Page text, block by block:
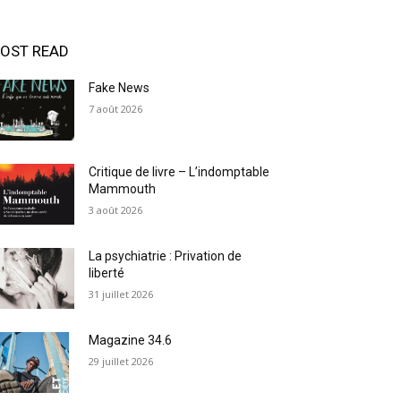
READ
Fake News
7 août 2026
Critique de livre – L’indomptable
Mammouth
3 août 2026
La psychiatrie : Privation de
liberté
31 juillet 2026
Magazine 34.6
29 juillet 2026